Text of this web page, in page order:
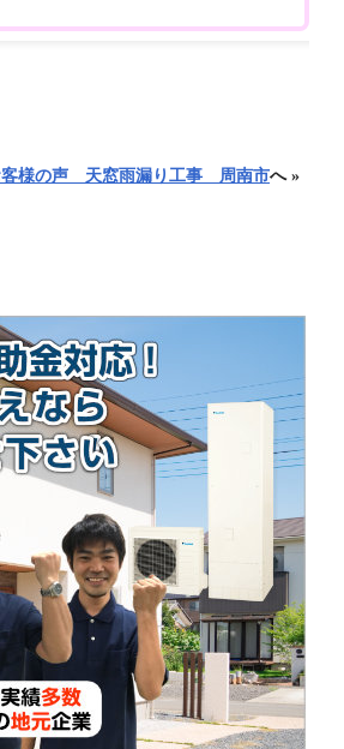
客様の声 天窓雨漏り工事 周南市へ »